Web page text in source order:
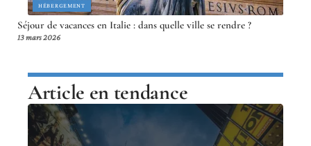
HÉBERGEMENT
Séjour de vacances en Italie : dans quelle ville se rendre ?
13 mars 2026
Article en tendance